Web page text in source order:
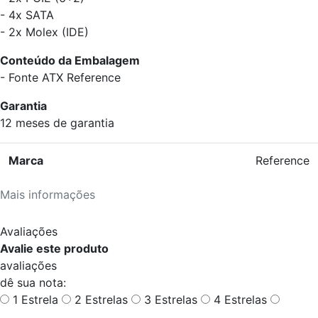
- 4x SATA
- 2x Molex (IDE)
Conteúdo da Embalagem
- Fonte ATX Reference
Garantia
12 meses de garantia
Mais informações
Marca Reference
Avaliações
Avalie este produto
avaliações
dê sua nota:
1 Estrela
2 Estrelas 3 Estrelas
4 Estrelas